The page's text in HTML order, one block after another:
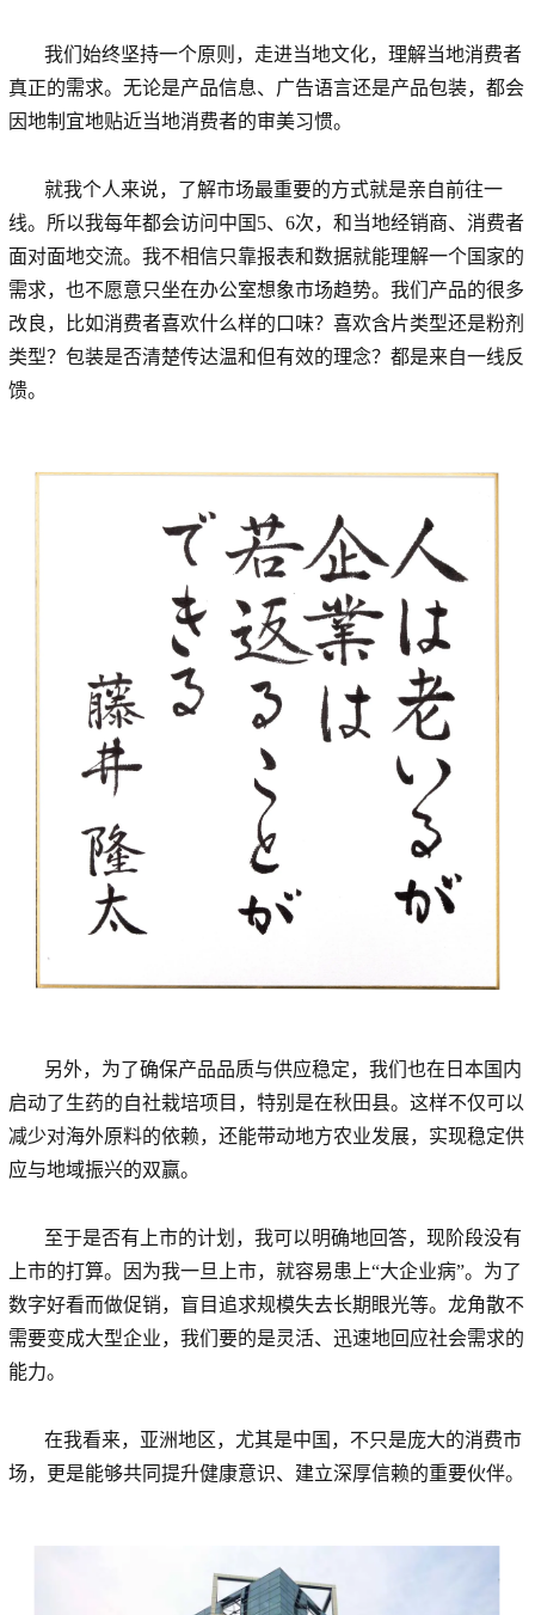
我们始终坚持一个原则，走进当地文化，理解当地消费者
真正的需求。无论是产品信息、广告语言还是产品包装，都会
因地制宜地贴近当地消费者的审美习惯。
就我个人来说，了解市场最重要的方式就是亲自前往一
线。所以我每年都会访问中国5、6次，和当地经销商、消费者
面对面地交流。我不相信只靠报表和数据就能理解一个国家的
需求，也不愿意只坐在办公室想象市场趋势。我们产品的很多
改良，比如消费者喜欢什么样的口味？喜欢含片类型还是粉剂
类型？包装是否清楚传达温和但有效的理念？都是来自一线反
馈。
另外，为了确保产品品质与供应稳定，我们也在日本国内
启动了生药的自社栽培项目，特别是在秋田县。这样不仅可以
减少对海外原料的依赖，还能带动地方农业发展，实现稳定供
应与地域振兴的双赢。
至于是否有上市的计划，我可以明确地回答，现阶段没有
上市的打算。因为我一旦上市，就容易患上“大企业病”。为了
数字好看而做促销，盲目追求规模失去长期眼光等。龙角散不
需要变成大型企业，我们要的是灵活、迅速地回应社会需求的
能力。
在我看来，亚洲地区，尤其是中国，不只是庞大的消费市
场，更是能够共同提升健康意识、建立深厚信赖的重要伙伴。